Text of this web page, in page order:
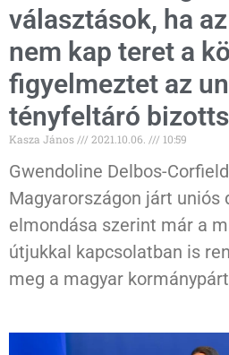
választások, ha
nem kap teret a
figyelmeztet az
tényfeltáró
Kasza János 2021.10.06. 10:59
Gwendoline Delbos-
Magyarországon járt uniós
elmondása szerint már a
útjukkal kapcsolatban is
meg a magyar